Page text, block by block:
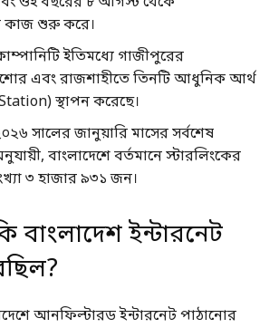
কাজ শুরু করে।
ইতিমধ্যে গাজীপুরের
এবং রাজশাহীতে তিনটি আধুনিক আর্থ
স্থাপন করেছে।
সালের জানুয়ারি মাসের সর্বশেষ
বাংলাদেশে বর্তমানে স্টারলিংকের
৩ হাজার ৯৩১ জন।
ইন্টারনেট
আনফিল্টারড ইন্টারনেট পাঠানোর